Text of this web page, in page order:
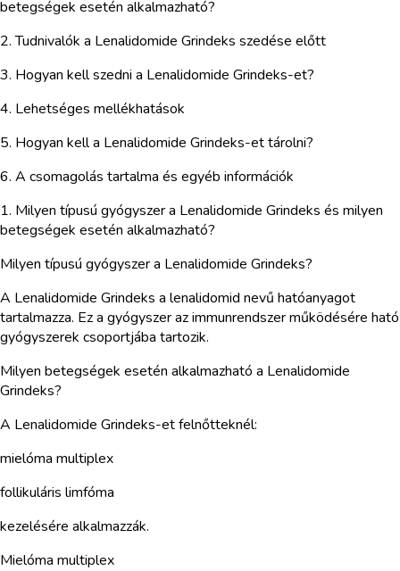
betegségek esetén alkalmazható?
2. Tudnivalók a Lenalidomide Grindeks szedése előtt
3. Hogyan kell szedni a Lenalidomide Grindeks-et?
4. Lehetséges mellékhatások
5. Hogyan kell a Lenalidomide Grindeks-et tárolni?
6. A csomagolás tartalma és egyéb információk
1. Milyen típusú gyógyszer a Lenalidomide Grindeks és milyen
betegségek esetén alkalmazható?
Milyen típusú gyógyszer a Lenalidomide Grindeks?
A Lenalidomide Grindeks a lenalidomid nevű hatóanyagot
tartalmazza. Ez a gyógyszer az immunrendszer működésére ható
gyógyszerek csoportjába tartozik.
Milyen betegségek esetén alkalmazható a Lenalidomide
Grindeks?
A Lenalidomide Grindeks-et felnőtteknél:
mielóma multiplex
follikuláris limfóma
kezelésére alkalmazzák.
Mielóma multiplex